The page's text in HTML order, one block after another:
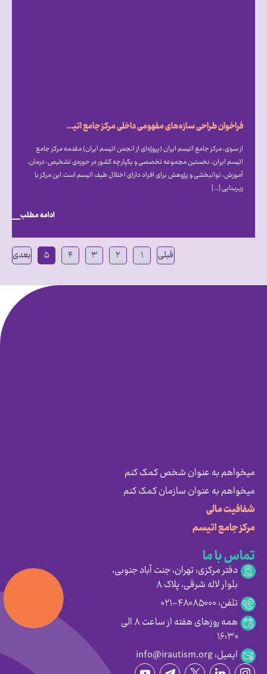
فراخوان طراحی سازه‌های مفهومی داخلی مرکز جامع اتیسم ایران روایتی از امید، تفاوت و درک متقابل
از سوی: مرکز جامع اتیسم ایران (پروژه‌ای از انجمن اتیسم ایران) مقدمه مرکز جامع
اتیسم ایران، نخستین مجموعه تخصصی و یکپارچه کشور در حوزه‌ی تشخیص، درمان،
آموزش، توانبخشی و پژوهش برای افراد دارای اختلال طیف اتیسم است.این مرکز با
زیربنایی […]
ادامه مطلب
قبلی ۱ ۲ ۳ ۴ ۵ بعدی
میخواهم به عنوان شخص کمک کنم
میخواهم به عنوان سازمان کمک کنم
شفافیت مالی
مرکز جامع اتیسم
تماس با ما
دفتر مرکزی: تهران، جنت آباد جنوبی،
بلوار لاله شرقی، پلاک ۸
تلفن: ۴۸۰۸۵۰۰۰-۰۲۱
همه روزهای هفته از ساعت ۸ الی
۱۶:۳۰
ایمیل: info@irautism.org